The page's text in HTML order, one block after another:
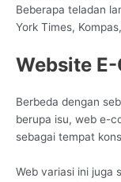
Beberapa teladan
York Times,
Website
Berbeda dengan
berupa isu, web e-
sebagai tempat
Web variasi ini juga